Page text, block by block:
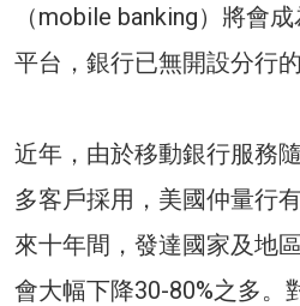
（mobile banking）將會
平台，銀行已無開設分行
近年，由於移動銀行服務
多客戶採用，美國仲量行
來十年間，發達國家及地
會大幅下降30-80%之多。